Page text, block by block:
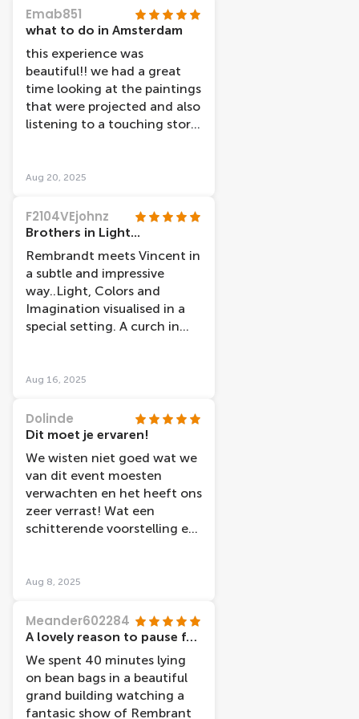
Insgesamt ein
unvergessliches Erlebnis, was
wir jedem empfehlen
können!
Emab851
what to do in Amsterdam
this experience was
beautiful!! we had a great
time looking at the paintings
that were projected and also
listening to a touching story
also very understanding
we had tickets at 11 and
they let us at 12 because we
were late
Aug 20, 2025
F2104VEjohnz
Brothers in Light...
Rembrandt meets Vincent in
a subtle and impressive
way..Light, Colors and
Imagination visualised in a
special setting. A curch in
Aug 16, 2025
Dolinde
Dit moet je ervaren!
We wisten niet goed wat we
van dit event moesten
verwachten en het heeft ons
zeer verrast! Wat een
schitterende voorstelling en
Heel knap hoe de
schilderijen gebruikt worden
om de beelden in elkaar te
laten vloeien. Ook de
verhaallijn ahv de brieven
van van Gogh aan zijn broer
is heel mooi en
Aug 8, 2025
Meander602284
A lovely reason to pause for 40 mins and soak up some Dutch culture
We spent 40 minutes lying
on bean bags in a beautiful
grand building watching a
fantasic show of Rembrant